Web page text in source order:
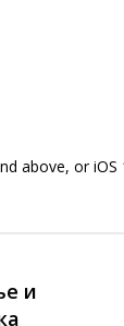
above, or iOS
и